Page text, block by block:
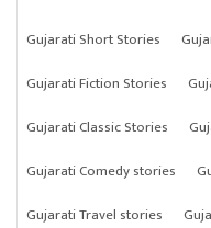
Gujarati Short Stories
Gujarati Fiction Stories
Gujarati Classic Stories
Gujarati Comedy stories
Gujarati Travel stories